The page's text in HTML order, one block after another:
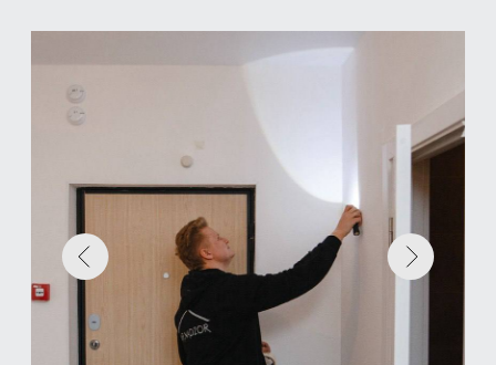
работоспособности вентиляции, наличия
и параметров тяги вентиляции.
ТЕПЛОВИЗОР
TESTO 865